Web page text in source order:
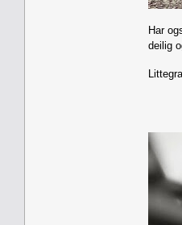
Har
deilig